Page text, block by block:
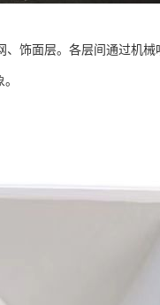
饰面层。各层间通过机